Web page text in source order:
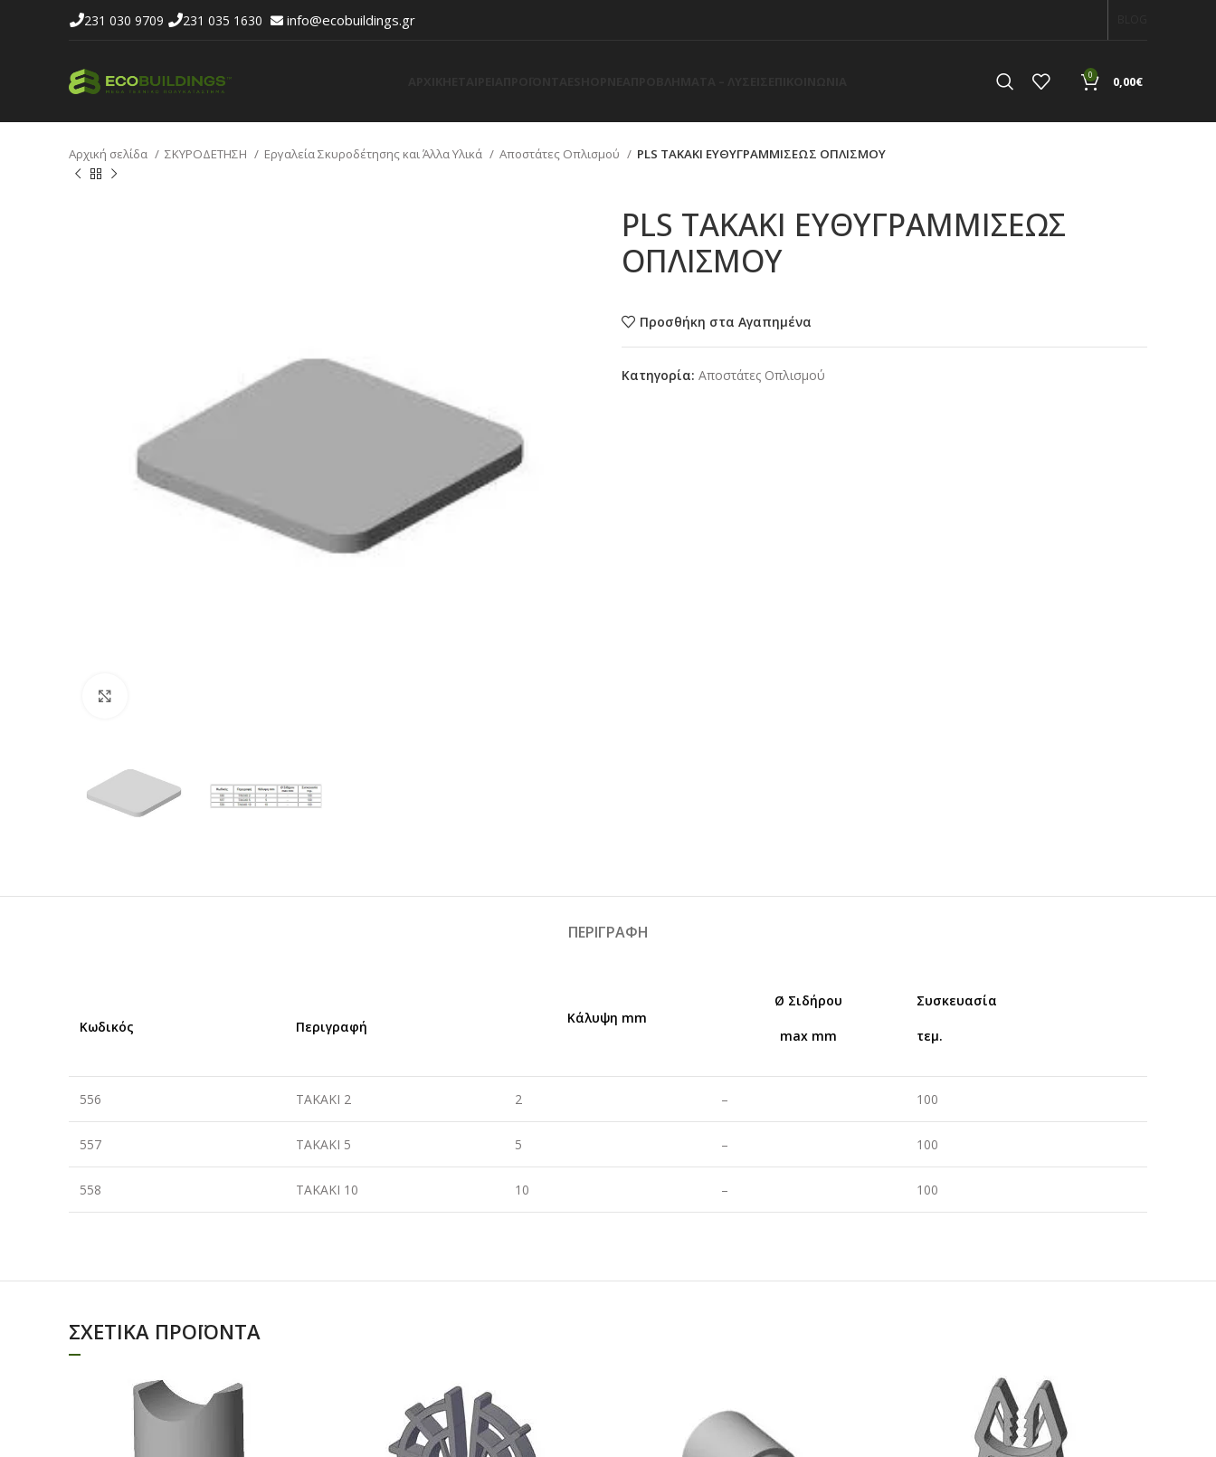
231 030 9709 231 035 1630 info@ecobuildings.gr
0 0,00€
Αρχική σελίδα ΣΚΥΡΟΔΕΤΗΣΗ Εργαλεία Σκυροδέτησης και Άλλα Υλικά Αποστάτες Οπλισμού PLS ΤΑΚΑΚΙ ΕΥΘΥΓΡΑΜΜΙΣΕΩΣ ΟΠΛΙΣΜΟΥ
PLS ΤΑΚΑΚΙ ΕΥΘΥΓΡΑΜΜΙΣΕΩΣ
ΟΠΛΙΣΜΟΥ
Προσθήκη στα Αγαπημένα
Κατηγορία: Αποστάτες Οπλισμού
ΠΕΡΙΓΡΑΦΉ
Κωδικός Περιγραφή
Κάλυψη mm
Ø Σιδήρου
max mm
Συσκευασία
τεμ.
556 ΤΑΚΑΚΙ 2 2 – 100
557 ΤΑΚΑΚΙ 5 5 – 100
558 ΤΑΚΑΚΙ 10 10 – 100
ΣΧΕΤΙΚΆ ΠΡΟΪΌΝΤΑ
ΠΕΡΙΣΣΟΤΕΡΑ
ΔΙΑΒΑΣΤΕ
ΠΕΡΙΣΣΟΤΕΡΑ
ΔΙΑΒΑΣΤΕ
ΠΕΡΙΣΣΟΤΕΡΑ
ΔΙΑΒΑΣΤΕ
ΠΕΡΙΣΣΟΤΕΡΑ